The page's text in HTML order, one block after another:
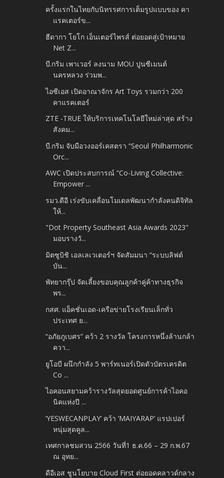
ครั้งแรกในไทยกับนิทรรศการเต็มรูปแบบของ คา
แรคเตอร์ข...
ฮีดากา โยโก เอ็นเตอร์ไพรส์ ต่อยอดสู่เป้าหมาย
Net Z...
บี.กริม เพาเวอร์ ลงนาม MOU ปูนซีเมนต์
นครหลวง ร่วมพ...
ไอซีเอส เปิดอาณาจักร Art Toys รวมกว่า 200
คาแรคเตอร์
ZTE -TRUE ให้บริการเทคโนโลยีใหม่ล่าสุด สร้าง
สังคม...
บี.กริม จับมือวงออร์เคสตรา “Seoul Philharmonic
Orc...
AWC เปิดประสบการณ์ “Co-Living Collective:
Empower ...
รมว.ดีอี เร่งขับเคลื่อนโมเดลพัฒนากำลังคนดิจิทัล
ให้...
"Dot Property Southeast Asia Awards 2023"
มอบรางวั...
มิตซูบิชิ เอลเลเวเตอร์ฯ จัดสัมมนา “ระบบลิฟต์
บัน...
พัทยากรุ๊ป จัดเลี้ยงขอบคุณลูกค้าคู่ค้าทางธุรกิจ
พร...
กสศ. แอ็คชั่นเอด-เครือข่ายโรงเรียนเล็กทั่ว
ประเทศ ย...
“อภัยภูเบศร” คว้า 2 รางวัล โครงการหนึ่งล้านกล้า
ควา...
ยูโอบี ผนึกกำลัง 5 พาร์ทเนอร์เปิดตัวบัตรเครดิต
Co ...
ไอคอนสยามคว้ารางวัลสุดยอดศูนย์การค้าไอคอ
นิคแห่งปี ...
‘YESWECANPLAY’ คว้า ‘MAIYARAP’ แรปเปอร์
หนุ่มสุดคูล...
เทศกาลชมสวน 2566 วันที่1 ธ.ค.66 – 29 ก.พ.67
ณ อุทย...
ดีอีเอส ชูนโยบาย Cloud First ต่อยอดคลาวด์กลาง